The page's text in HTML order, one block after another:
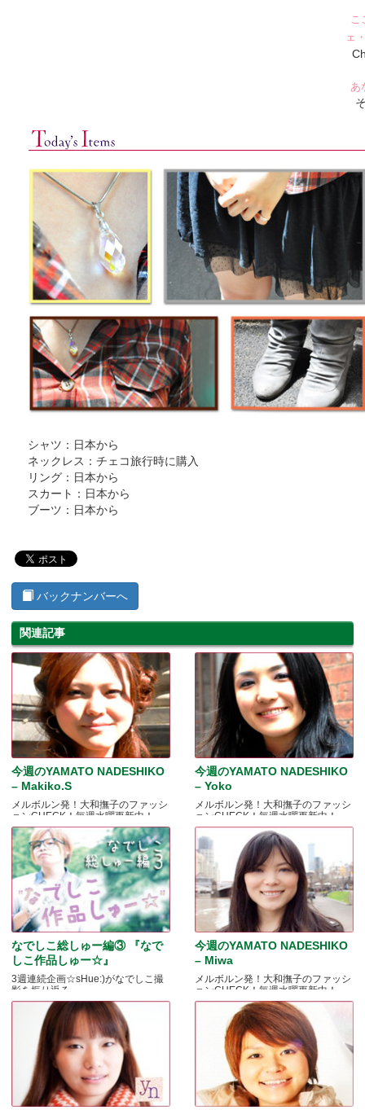
こ
ェ
あ
シャツ：日本から
ネックレス：チェコ旅行時に購入
リング：日本から
スカート：日本から
ブーツ：日本から
バックナンバーへ
関連記事
今週のYAMATO NADESHIKO
– Makiko.S
メルボルン発！大和撫子のファッシ
ョンCHECK！毎週水曜更新中！
今週のYAMATO NADESHIKO
– Yoko
メルボルン発！大和撫子のファッシ
ョンCHECK！毎週水曜更新中！
なでしこ総しゅー編③ 『なで
しこ作品しゅー☆』
3週連続企画☆sHue:)がなでしこ撮
影を振り返る
今週のYAMATO NADESHIKO
– Miwa
メルボルン発！大和撫子のファッシ
ョンCHECK！毎週水曜更新中！